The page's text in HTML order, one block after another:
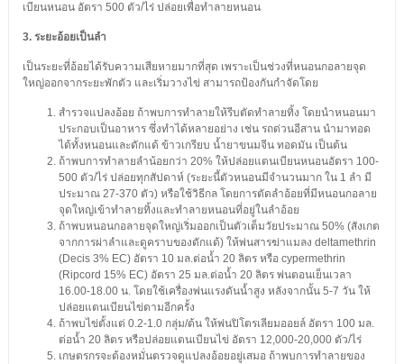
เบียนหนอน อัตรา 500 ตัว/ไร่ ปล่อยเพื่อทำลายหนอน
3. ระยะอ้อยเป็นลำ
เป็นระยะที่อ้อยได้รับความเสียหายมากที่สุด เพราะเป็นช่วงที่หนอนกอลายจุด
ใหญ่ออกจากระยะพักตัว และเริ่มวางไข่ สามารถป้องกันกำจัดโดย
สำรวจแปลงอ้อย ถ้าพบการทำลายให้รีบตัดทำลายทิ้ง โดยนำหนอนมา
ประกอบเป็นอาหาร ซึ่งทำได้หลายอย่าง เช่น รถด่วนอีสาน นำมาทอด
ได้ทั้งหนอนและดักแด้ ข้าวเกรียบ น้ำยาขนมจีน ทอดมัน เป็นต้น
ถ้าพบการทำลายลำน้อยกว่า 20% ให้ปล่อยแตนเบียนหนอนอัตรา 100-
500 ตัว/ไร่ ปล่อยทุกสัปดาห์ (ระยะนี้ตัวหนอนมีจำนวนมาก ใน 1 ลำ มี
ประมาณ 27-370 ตัว) หรือใช้วิธีกล โดยการตัดลำอ้อยที่มีหนอนกอลาย
จุดใหญ่เข้าทำลายทิ้งและทำลายหนอนที่อยู่ในลำอ้อย
ถ้าพบหนอนกอลายจุดใหญ่เริ่มออกเป็นตัวเต็มวัยประมาณ 50% (สังเกต
จากการผ่าลำและดูคราบของดักแด้) ให้พ่นสารฆ่าแมลง deltamethrin
(Decis 3% EC) อัตรา 10 มล.ต่อน้ำ 20 ลิตร หรือ cypermethrin
(Ripcord 15% EC) อัตรา 25 มล.ต่อน้ำ 20 ลิตร พ่นตอนเย็นเวลา
16.00-18.00 น. โดยใช้เครื่องพ่นแรงดันน้ำสูง หลังจากนั้น 5-7 วัน ให้
ปล่อยแตนเบียนไข่ตามอีกครั้ง
ถ้าพบไข่ตั้งแต่ 0.2-1.0 กลุ่ม/ต้น ให้พ่นปิโตรเลียมออยล์ อัตรา 100 มล.
ต่อน้ำ 20 ลิตร หรือปล่อยแตนเบียนไข่ อัตรา 12,000-20,000 ตัว/ไร่
เกษตรกรจะต้องหมั่นตรวจดูแปลงอ้อยอยู่เสมอ ถ้าพบการทำลายของ